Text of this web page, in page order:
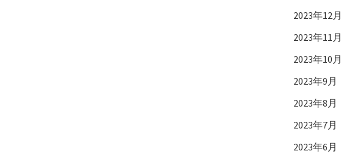
2023年12月
2023年11月
2023年10月
2023年9月
2023年8月
2023年7月
2023年6月